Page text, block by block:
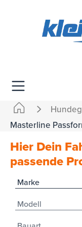
Masterline
Hier Dein
passende